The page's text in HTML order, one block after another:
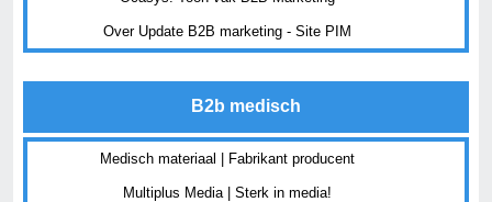
Over Update B2B marketing - Site PIM
B2b medisch
Medisch materiaal | Fabrikant producent
Multiplus Media | Sterk in media!